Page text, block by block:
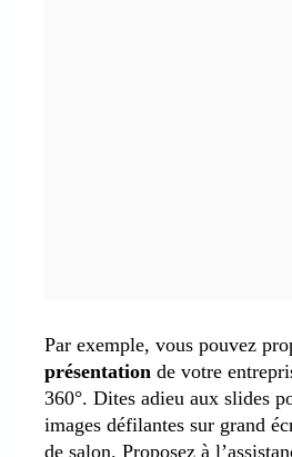
Par exemple, vous pouvez
présentation de votre
360°. Dites adieu aux slides
images défilantes sur grand
de salon. Proposez à